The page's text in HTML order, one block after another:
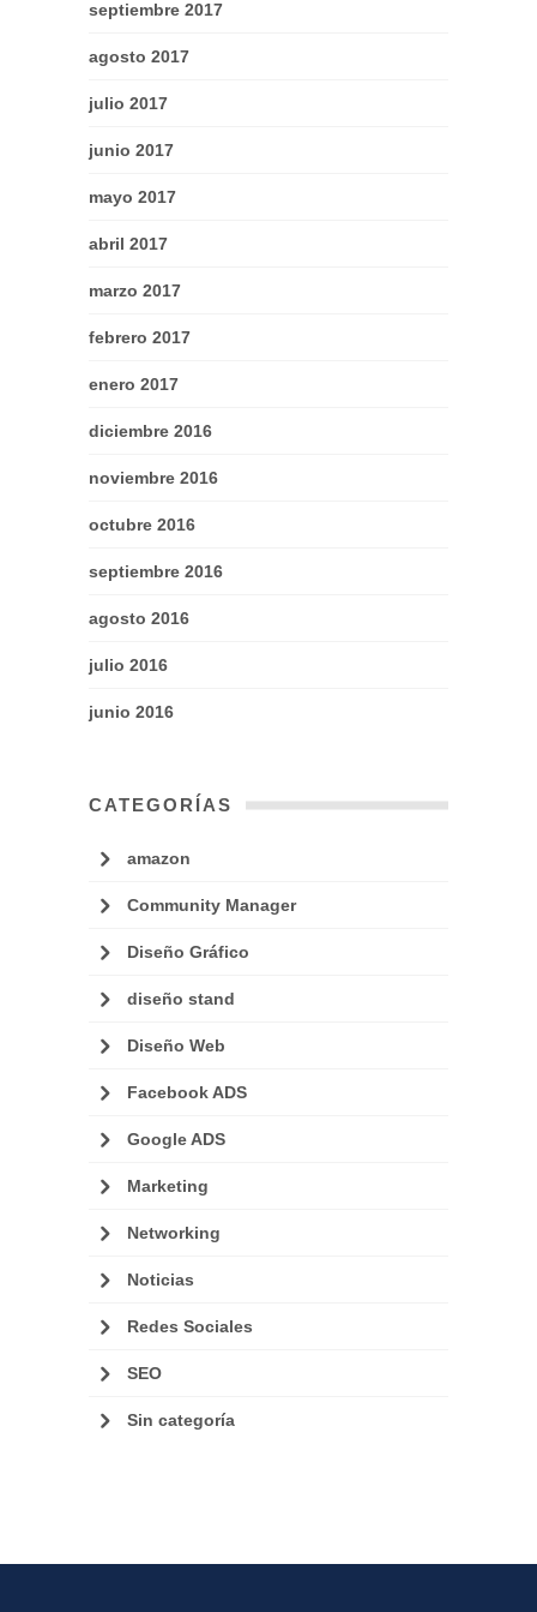
septiembre 2017
agosto 2017
julio 2017
junio 2017
mayo 2017
abril 2017
marzo 2017
febrero 2017
enero 2017
diciembre 2016
noviembre 2016
octubre 2016
septiembre 2016
agosto 2016
julio 2016
junio 2016
CATEGORÍAS
amazon
Community Manager
Diseño Gráfico
diseño stand
Diseño Web
Facebook ADS
Google ADS
Marketing
Networking
Noticias
Redes Sociales
SEO
Sin categoría